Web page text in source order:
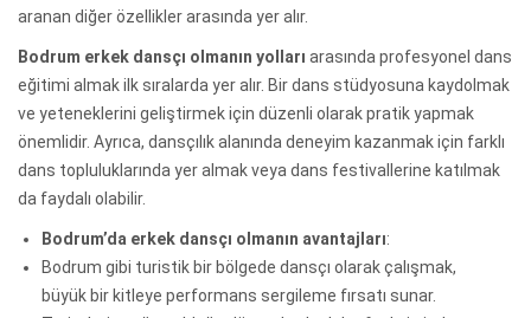
aranan diğer özellikler arasında yer alır.
Bodrum erkek dansçı olmanın yolları arasında profesyonel dans
eğitimi almak ilk sıralarda yer alır. Bir dans stüdyosuna kaydolmak
ve yeteneklerini geliştirmek için düzenli olarak pratik yapmak
önemlidir. Ayrıca, dansçılık alanında deneyim kazanmak için farklı
dans topluluklarında yer almak veya dans festivallerine katılmak
da faydalı olabilir.
Bodrum’da erkek dansçı olmanın avantajları:
Bodrum gibi turistik bir bölgede dansçı olarak çalışmak,
büyük bir kitleye performans sergileme fırsatı sunar.